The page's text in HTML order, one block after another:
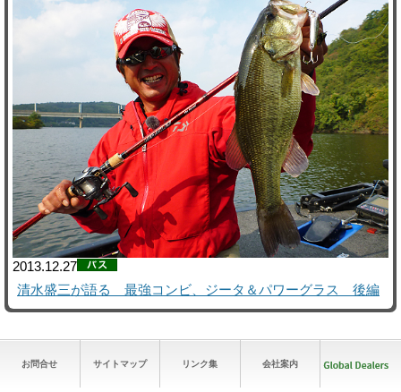
2013.12.27
清水盛三が語る 最強コンビ、ジータ＆パワーグラス 後編
お問合せ サイトマップ リンク集 会社案内